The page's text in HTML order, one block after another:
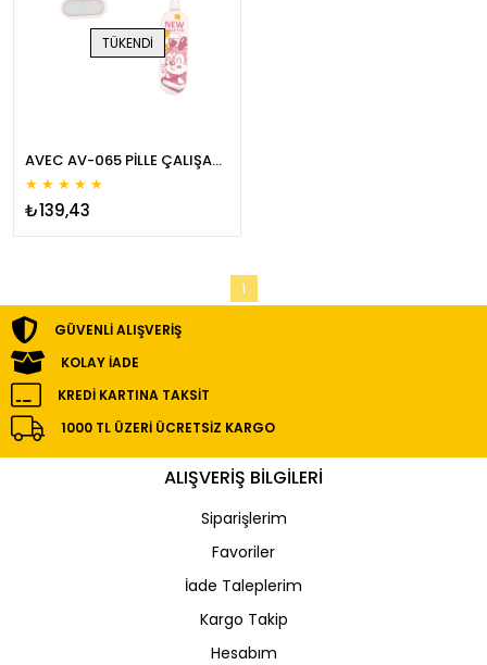
TÜKENDI
AVEC AV-065 PİLLE ÇALIŞAN KİTAP OKUMA LAMBASI
★ ★ ★ ★ ★
₺139,43
1
GÜVENLI ALIŞVERIŞ
KOLAY İADE
KREDI KARTINA TAKSIT
1000 TL ÜZERI ÜCRETSIZ KARGO
ALIŞVERİŞ BİLGİLERİ
Siparişlerim
Favoriler
İade Taleplerim
Kargo Takip
Hesabım